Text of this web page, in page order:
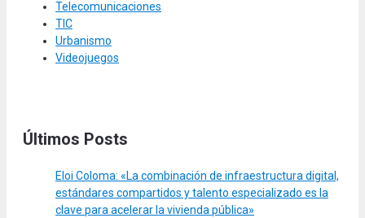
Telecomunicaciones
TIC
Urbanismo
Videojuegos
Últimos Posts
Eloi Coloma: «La combinación de infraestructura digital,
estándares compartidos y talento especializado es la
clave para acelerar la vivienda pública»